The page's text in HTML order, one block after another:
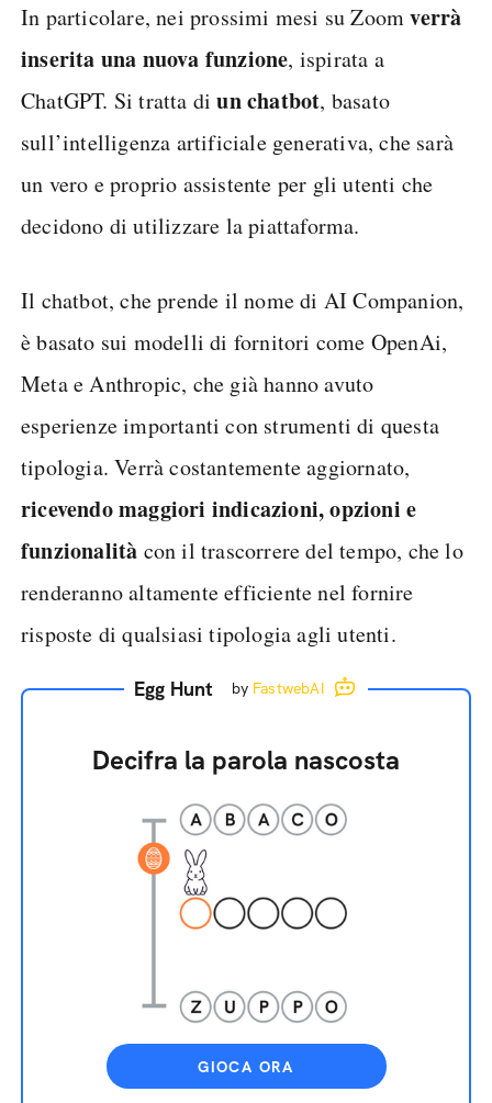
In particolare, nei prossimi mesi su Zoomverrà
inserita una nuova funzione, ispirata a
ChatGPT. Si tratta diun chatbot, basato
sull’intelligenza artificiale generativa, che sarà
un vero e proprio assistente per gli utenti che
decidono di utilizzare la piattaforma.
Il chatbot, che prende il nome di AI Companion,
è basato sui modelli di fornitori come OpenAi,
Meta e Anthropic, che già hanno avuto
esperienze importanti con strumenti di questa
tipologia. Verrà costantemente aggiornato,
ricevendo maggiori indicazioni, opzioni e
funzionalità con il trascorrere del tempo, che lo
renderanno altamente efficiente nel fornire
risposte di qualsiasi tipologia agli utenti.
Egg Hunt by FastwebAI
Decifra la parola nascosta
GIOCA ORA